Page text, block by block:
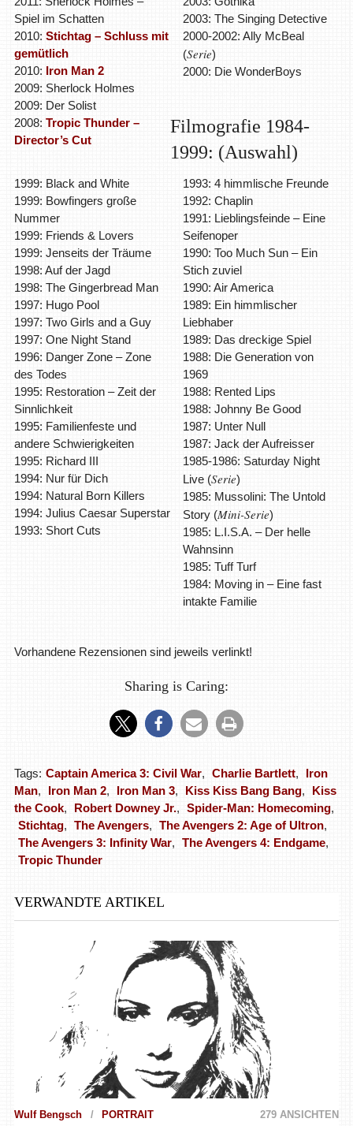
Spiel im Schatten
2010: Stichtag – Schluss mit
gemütlich
2010: Iron Man 2
2009: Sherlock Holmes
2009: Der Solist
2008: Tropic Thunder –
Director’s Cut
2003: The Singing Detective
2000-2002: Ally McBeal
(Serie)
2000: Die WonderBoys
Filmografie 1984-
1999: (Auswahl)
1999: Black and White
1999: Bowfingers große
Nummer
1999: Friends & Lovers
1999: Jenseits der Träume
1998: Auf der Jagd
1998: The Gingerbread Man
1997: Hugo Pool
1997: Two Girls and a Guy
1997: One Night Stand
1996: Danger Zone – Zone
des Todes
1995: Restoration – Zeit der
Sinnlichkeit
1995: Familienfeste und
andere Schwierigkeiten
1995: Richard III
1994: Nur für Dich
1994: Natural Born Killers
1994: Julius Caesar Superstar
1993: Short Cuts
1993: 4 himmlische Freunde
1992: Chaplin
1991: Lieblingsfeinde – Eine
Seifenoper
1990: Too Much Sun – Ein
Stich zuviel
1990: Air America
1989: Ein himmlischer
Liebhaber
1989: Das dreckige Spiel
1988: Die Generation von
1969
1988: Rented Lips
1988: Johnny Be Good
1987: Unter Null
1987: Jack der Aufreisser
1985-1986: Saturday Night
Live (Serie)
1985: Mussolini: The Untold
Story (Mini-Serie)
1985: L.I.S.A. – Der helle
Wahnsinn
1985: Tuff Turf
1984: Moving in – Eine fast
intakte Familie
Vorhandene Rezensionen sind jeweils verlinkt!
Sharing is Caring:
Tags: Captain America 3: Civil War, Charlie Bartlett,
Iron
Man, Iron Man 2, Iron Man 3, Kiss Kiss Bang Bang,
Kiss
the Cook, Robert Downey Jr., Spider-Man: Homecoming,
Stichtag, The Avengers, The Avengers 2: Age of Ultron,
The Avengers 3: Infinity War, The Avengers 4: Endgame,
Tropic Thunder
VERWANDTE ARTIKEL
Wulf Bengsch PORTRAIT 279 ANSICHTEN